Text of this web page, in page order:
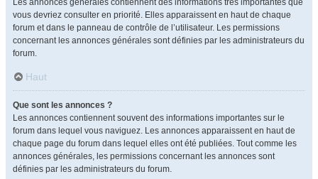
Les annonces générales contiennent des informations très importantes que
vous devriez consulter en priorité. Elles apparaissent en haut de chaque
forum et dans le panneau de contrôle de l’utilisateur. Les permissions
concernant les annonces générales sont définies par les administrateurs du
forum.
Haut
Que sont les annonces ?
Les annonces contiennent souvent des informations importantes sur le
forum dans lequel vous naviguez. Les annonces apparaissent en haut de
chaque page du forum dans lequel elles ont été publiées. Tout comme les
annonces générales, les permissions concernant les annonces sont
définies par les administrateurs du forum.